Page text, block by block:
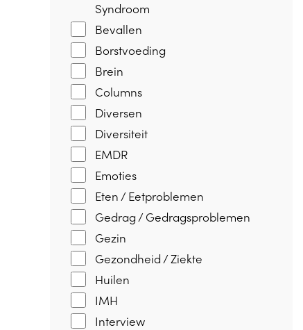
Syndroom
Bevallen
Borstvoeding
Brein
Columns
Diversen
Diversiteit
EMDR
Emoties
Eten / Eetproblemen
Gedrag / Gedragsproblemen
Gezin
Gezondheid / Ziekte
Huilen
IMH
Interview